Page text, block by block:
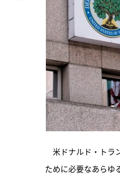
米ドナルド・トラ
ために必要なあらゆ